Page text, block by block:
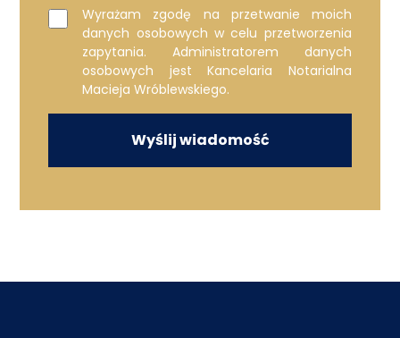
Wyrażam zgodę na przetwanie moich
danych osobowych w celu przetworzenia
zapytania. Administratorem danych
osobowych jest Kancelaria Notarialna
Macieja Wróblewskiego.